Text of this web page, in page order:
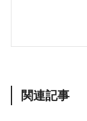
関連記事